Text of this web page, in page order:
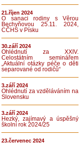
21.říjen 2024
O sanaci rodiny s Věrou
Bechyňovou 25.11. 2024,
CČHS v Písku
30.září 2024
Ohlédnutí za XXIV.
Celostátním seminářem
„Aktuální otázky péče o děti
separované od rodičů“
3.září 2024
Ohlédnutí za vzděláváním na
Slovensku
3.září 2024
Hezký, zajímavý a úspěšný
školní rok 2024/25
23.červenec 2024